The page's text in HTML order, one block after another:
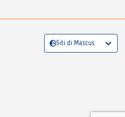
Siti di Mascus